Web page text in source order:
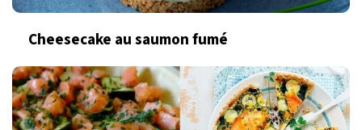
Cheesecake au saumon fumé